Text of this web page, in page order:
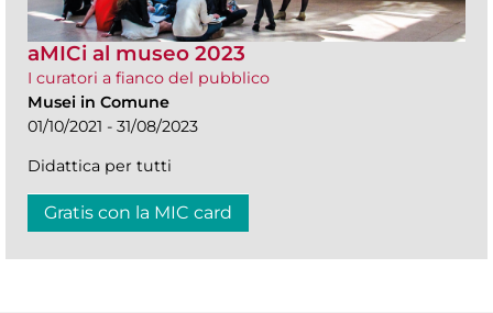
aMICi al museo 2023
I curatori a fianco del pubblico
Musei in Comune
01/10/2021 - 31/08/2023
Didattica per tutti
Gratis con la MIC card